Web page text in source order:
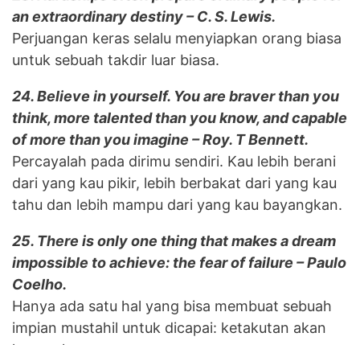
an extraordinary destiny – C. S. Lewis.
Perjuangan keras selalu menyiapkan orang biasa
untuk sebuah takdir luar biasa.
24. Believe in yourself. You are braver than you
think, more talented than you know, and capable
of more than you imagine – Roy. T Bennett.
Percayalah pada dirimu sendiri. Kau lebih berani
dari yang kau pikir, lebih berbakat dari yang kau
tahu dan lebih mampu dari yang kau bayangkan.
25. There is only one thing that makes a dream
impossible to achieve: the fear of failure – Paulo
Coelho.
Hanya ada satu hal yang bisa membuat sebuah
impian mustahil untuk dicapai: ketakutan akan